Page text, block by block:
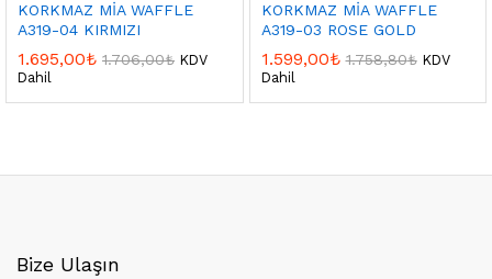
KORKMAZ MİA WAFFLE
A319-04 KIRMIZI
1.695,00₺ 1.706,00₺ KDV
Dahil
KORKMAZ MİA WAFFLE
A319-03 ROSE GOLD
1.599,00₺ 1.758,80₺ KDV
Dahil
Bize Ulaşın